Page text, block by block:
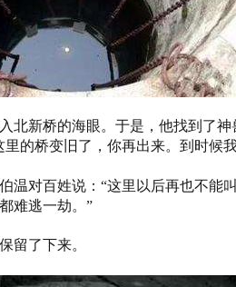
北新桥的海眼。于是，他找到了神
的桥变旧了，你再出来。到时候
温对百姓说：“这里以后再也不能
难逃一劫。”
留了下来。